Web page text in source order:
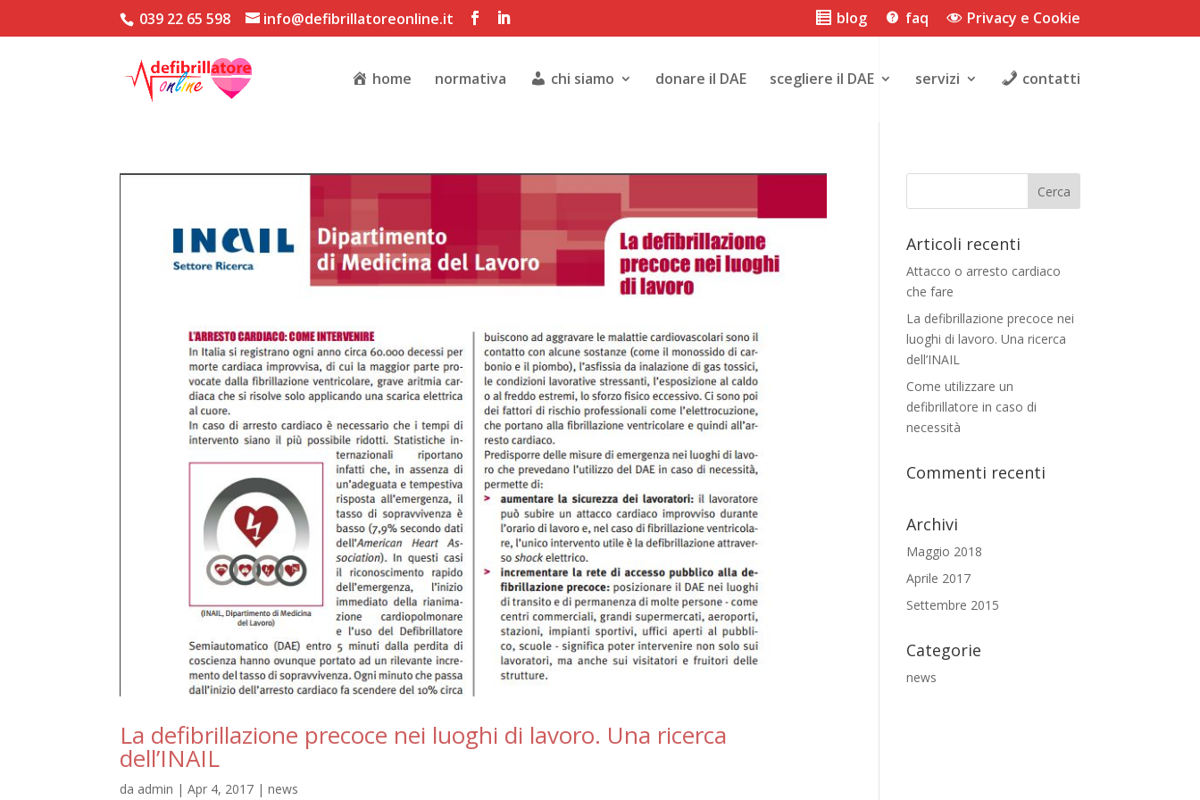
039 22 65 598 info@defibrillatoreonline.it blog faq Privacy e Cookie
home normativa chi siamo donare il DAE scegliere il DAE servizi contatti
La defibrillazione precoce nei luoghi di lavoro. Una ricerca
dell’INAIL
da admin |Apr 4, 2017 |news
Articoli recenti
Attacco o arresto cardiaco
che fare
La defibrillazione precoce nei
luoghi di lavoro. Una ricerca
dell’INAIL
Come utilizzare un
defibrillatore in caso di
necessità
Commenti recenti
Archivi
Maggio 2018
Aprile 2017
Settembre 2015
Categorie
news